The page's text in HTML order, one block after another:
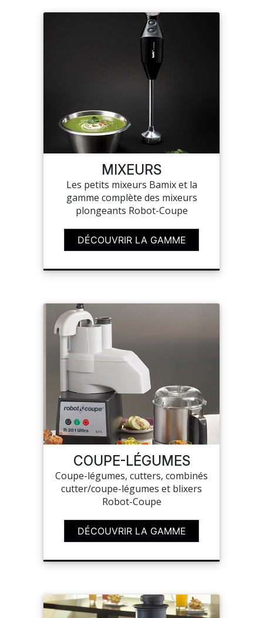
SUR-MESURE
MIXEURS
Les petits mixeurs Bamix et la
gamme complète des mixeurs
plongeants Robot-Coupe
DÉCOUVRIR LA GAMME
COUPE-LÉGUMES
Coupe-légumes, cutters, combinés
cutter/coupe-légumes et blixers
Robot-Coupe
DÉCOUVRIR LA GAMME